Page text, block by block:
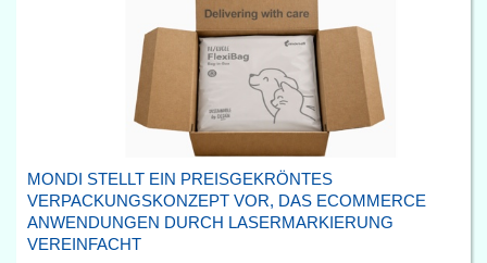
MONDI STELLT EIN PREISGEKRÖNTES
VERPACKUNGSKONZEPT VOR, DAS ECOMMERCE
ANWENDUNGEN DURCH LASERMARKIERUNG
VEREINFACHT